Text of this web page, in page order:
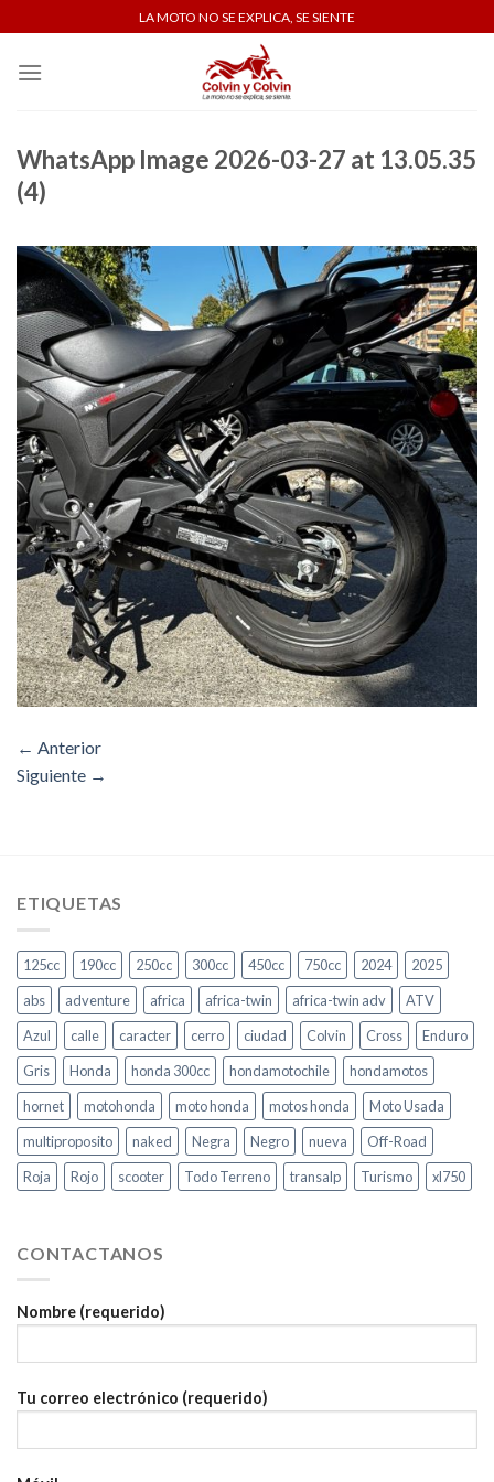
to
content
LA MOTO NO SE EXPLICA, SE SIENTE
WhatsApp Image 2026-03-27 at 13.05.35
(4)
← Anterior
Siguiente →
ETIQUETAS
125cc 190cc 250cc 300cc 450cc 750cc 2024
2025
abs
adventure africa africa-twin africa-twin adv
ATV
Azul
calle caracter cerro ciudad Colvin Cross
Enduro
Gris
Honda honda 300cc hondamotochile
hondamotos
hornet
motohonda moto honda motos honda
Moto Usada
multiproposito
naked Negra Negro nueva
Off-Road
Roja
Rojo scooter Todo Terreno transalp Turismo xl750
CONTACTANOS
Nombre (requerido)
Tu correo electrónico (requerido)